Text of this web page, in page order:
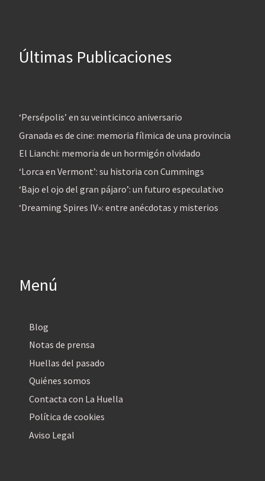
Últimas Publicaciones
‘Persépolis’ en su veinticinco aniversario
Granada es de cine: memoria fílmica de una provincia
El Lianchi: memoria de un hormigón olvidado
‘Lorca en Vermont’: su historia con Cummings
‘Bajo el ojo del gran pájaro’: un futuro especulativo
‘Dreaming Spires IV»: entre anécdotas y misterios
Menú
Blog
Notas de prensa
Huellas del pasado
Quiénes somos
Contacta con La Huella
Política de cookies
Aviso Legal